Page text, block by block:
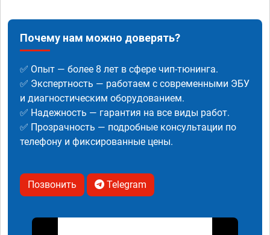
Почему нам можно доверять?
✅ Опыт — более 8 лет в сфере чип-тюнинга.
✅ Экспертность — работаем с современными ЭБУ
и диагностическим оборудованием.
✅ Надежность — гарантия на все виды работ.
✅ Прозрачность — подробные консультации по
телефону и фиксированные цены.
Позвонить Telegram